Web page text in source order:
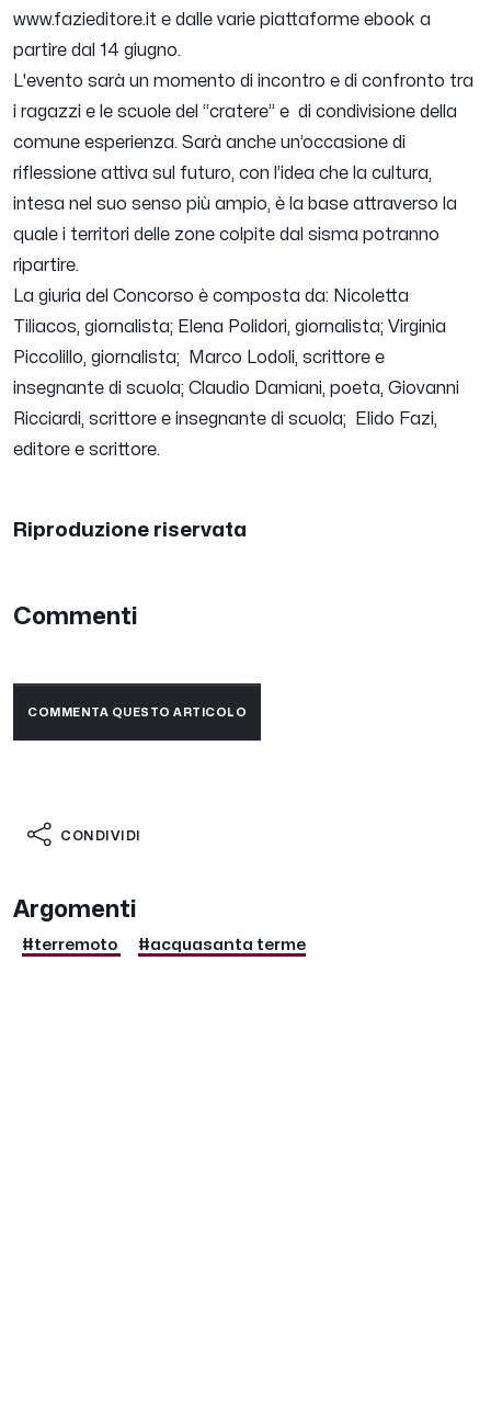
www.fazieditore.it e dalle varie piattaforme ebook a
partire dal 14 giugno.
L'evento sarà un momento di incontro e di confronto tra
i ragazzi e le scuole del “cratere” e di condivisione della
comune esperienza. Sarà anche un’occasione di
riflessione attiva sul futuro, con l’idea che la cultura,
intesa nel suo senso più ampio, è la base attraverso la
quale i territori delle zone colpite dal sisma potranno
ripartire.
La giuria del Concorso è composta da: Nicoletta
Tiliacos, giornalista; Elena Polidori, giornalista; Virginia
Piccolillo, giornalista; Marco Lodoli, scrittore e
insegnante di scuola; Claudio Damiani, poeta, Giovanni
Ricciardi, scrittore e insegnante di scuola; Elido Fazi,
editore e scrittore.
Riproduzione riservata
Commenti
COMMENTA QUESTO ARTICOLO
CONDIVIDI
Argomenti
#terremoto #acquasanta terme